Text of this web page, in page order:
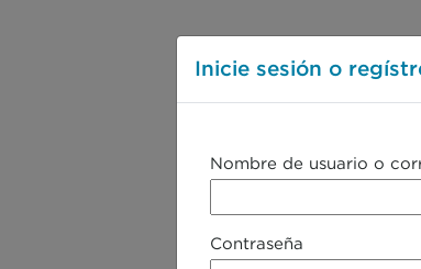
←
Inicie sesión o
Nombre de usuario o
Contraseña